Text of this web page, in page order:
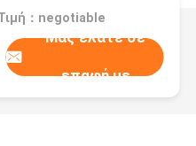
：negotiable
Μας ελάτε σε
επαφή με